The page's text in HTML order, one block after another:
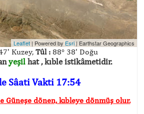
Leaflet | Powered by Esri | Earthstar Geographics
Kuzey, Tûl :88° 38' Doğu
yeşilhat , kıble istikâmetidir.
Sâati Vakti 17:54
Güneşe dönen, kıbleye dönmüş olur.